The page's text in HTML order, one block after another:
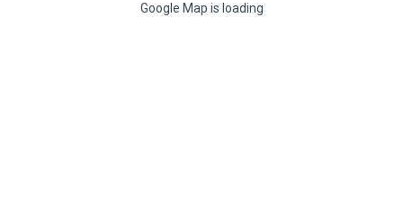
Google Map is loading